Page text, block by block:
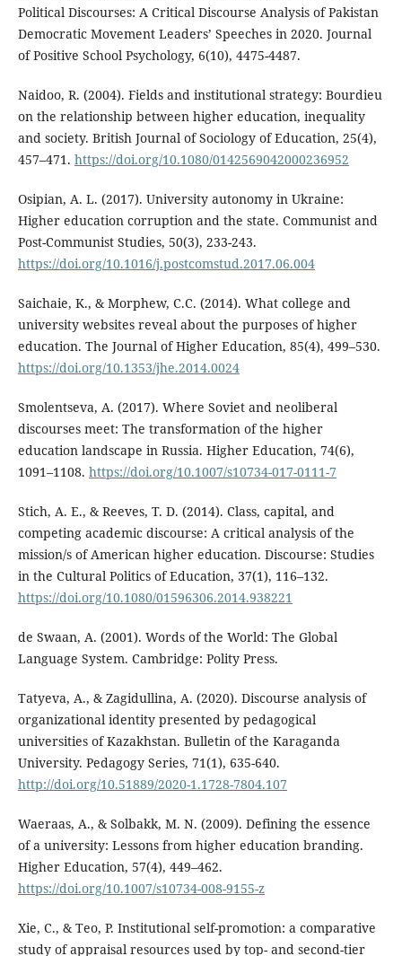
Political Discourses: A Critical Discourse Analysis of Pakistan
Democratic Movement Leaders’ Speeches in 2020. Journal
of Positive School Psychology, 6(10), 4475-4487.
Naidoo, R. (2004). Fields and institutional strategy: Bourdieu
on the relationship between higher education, inequality
and society. British Journal of Sociology of Education, 25(4),
457–471. https://doi.org/10.1080/0142569042000236952
Osipian, A. L. (2017). University autonomy in Ukraine:
Higher education corruption and the state. Communist and
Post-Communist Studies, 50(3), 233-243.
https://doi.org/10.1016/j.postcomstud.2017.06.004
Saichaie, K., & Morphew, C.C. (2014). What college and
university websites reveal about the purposes of higher
education. The Journal of Higher Education, 85(4), 499–530.
https://doi.org/10.1353/jhe.2014.0024
Smolentseva, A. (2017). Where Soviet and neoliberal
discourses meet: The transformation of the higher
education landscape in Russia. Higher Education, 74(6),
1091–1108. https://doi.org/10.1007/s10734-017-0111-7
Stich, A. E., & Reeves, T. D. (2014). Class, capital, and
competing academic discourse: A critical analysis of the
mission/s of American higher education. Discourse: Studies
in the Cultural Politics of Education, 37(1), 116–132.
https://doi.org/10.1080/01596306.2014.938221
de Swaan, A. (2001). Words of the World: The Global
Language System. Cambridge: Polity Press.
Tatyeva, A., & Zagidullina, A. (2020). Discourse analysis of
organizational identity presented by pedagogical
universities of Kazakhstan. Bulletin of the Karaganda
University. Pedagogy Series, 71(1), 635-640.
http://doi.org/10.51889/2020-1.1728-7804.107
Waeraas, A., & Solbakk, M. N. (2009). Defining the essence
of a university: Lessons from higher education branding.
Higher Education, 57(4), 449–462.
https://doi.org/10.1007/s10734-008-9155-z
Xie, C., & Teo, P. Institutional self-promotion: a comparative
study of appraisal resources used by top- and second-tier